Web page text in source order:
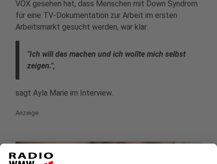
VOX gesehen hat, dass Menschen mit Down Syndrom
für eine TV-Dokumentation zur Arbeit im ersten
Arbeitsmarkt gesucht werden, war klar:
"Ich will das machen und ich wollte mich selbst
zeigen.",
sagt Ayla Marie im Interview.
Anzeige